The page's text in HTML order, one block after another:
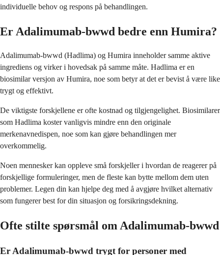
individuelle behov og respons på behandlingen.
Er Adalimumab-bwwd bedre enn Humira?
Adalimumab-bwwd (Hadlima) og Humira inneholder samme aktive
ingrediens og virker i hovedsak på samme måte. Hadlima er en
biosimilar versjon av Humira, noe som betyr at det er bevist å være like
trygt og effektivt.
De viktigste forskjellene er ofte kostnad og tilgjengelighet. Biosimilarer
som Hadlima koster vanligvis mindre enn den originale
merkenavnedispen, noe som kan gjøre behandlingen mer
overkommelig.
Noen mennesker kan oppleve små forskjeller i hvordan de reagerer på
forskjellige formuleringer, men de fleste kan bytte mellom dem uten
problemer. Legen din kan hjelpe deg med å avgjøre hvilket alternativ
som fungerer best for din situasjon og forsikringsdekning.
Ofte stilte spørsmål om Adalimumab-bwwd
Er Adalimumab-bwwd trygt for personer med